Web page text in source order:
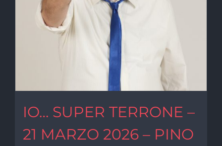
IO… SUPER TERRONE –
21 MARZO 2026 – PINO